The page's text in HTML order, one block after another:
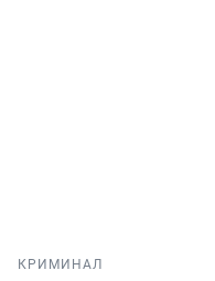
КРИМИНАЛ